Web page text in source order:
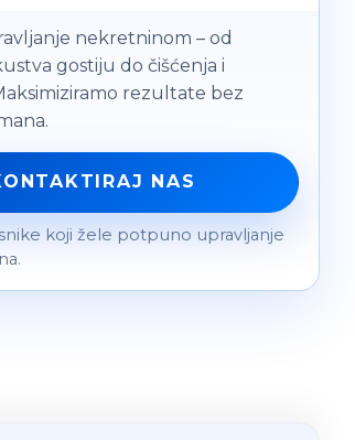
nekretninom – od
gostiju do čišćenja i
rezultate bez
NAS
koji žele potpuno upravljanje